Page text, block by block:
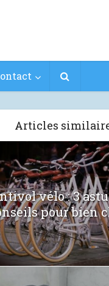
Articles
vélo : 3
pour bien